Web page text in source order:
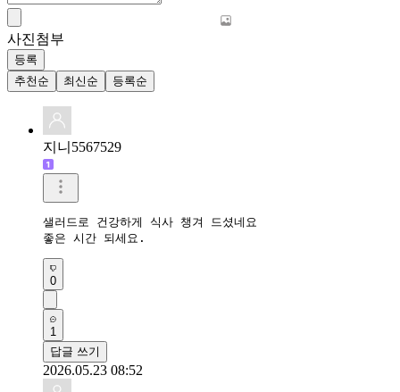
사진첨부
등록
추천순
최신순 등록순
지니5567529
샐러드로 건강하게 식사 챙겨 드셨네요
좋은 시간 되세요.
0
1
답글 쓰기
2026.05.23 08:52